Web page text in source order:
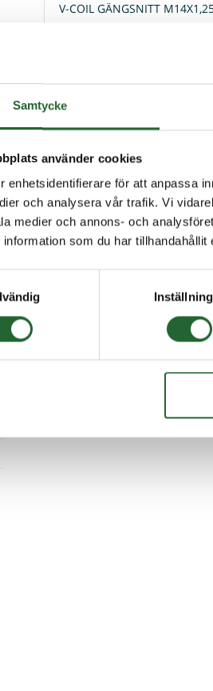
Samtycke
använder cookies
enhetsidentifierare för att anpassa
och analysera vår trafik. Vi
medier och annons- och
information som du har
V-COIL GÄNGSNITT
Tillbaka